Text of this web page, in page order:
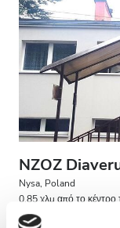
NZOZ
Nysa, Poland
0.85 χλμ από το κέντρο